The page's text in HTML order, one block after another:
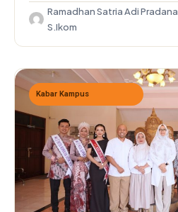
Ramadhan Satria Adi Pradana,
S.Ikom
Kabar Kampus